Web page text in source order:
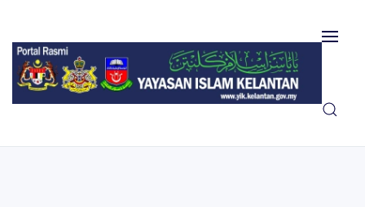
Skip to main content